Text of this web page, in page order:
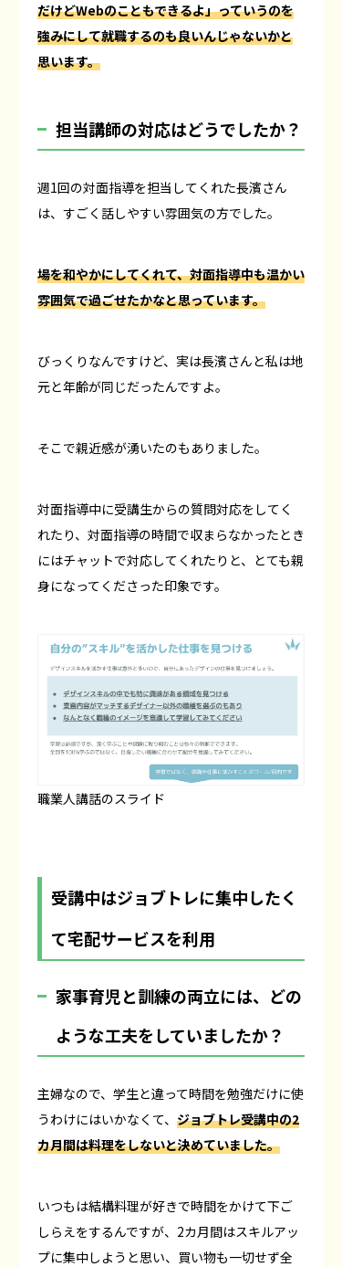
だけどWebのこともできるよ」っていうのを
強みにして就職するのも良いんじゃないかと
思います。
――担当講師の対応はどうでしたか？
週1回の対面指導を担当してくれた長濱さん
は、すごく話しやすい雰囲気の方でした。
場を和やかにしてくれて、対面指導中も温かい
雰囲気で過ごせたかなと思っています。
びっくりなんですけど、実は長濱さんと私は地
元と年齢が同じだったんですよ。
そこで親近感が湧いたのもありました。
対面指導中に受講生からの質問対応をしてく
れたり、対面指導の時間で収まらなかったとき
にはチャットで対応してくれたりと、とても親
身になってくださった印象です。
職業人講話のスライド
受講中はジョブトレに集中したく
て宅配サービスを利用
――家事育児と訓練の両立には、どの
ような工夫をしていましたか？
主婦なので、学生と違って時間を勉強だけに使
うわけにはいかなくて、 ジョブトレ受講中の2
カ月間は料理をしないと決めていました。
いつもは結構料理が好きで時間をかけて下ご
しらえをするんですが、2カ月間はスキルアッ
プに集中しようと思い、買い物も一切せず全